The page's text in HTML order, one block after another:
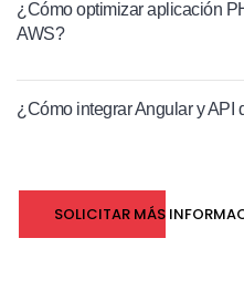
¿Cómo optimizar aplicación
AWS?
¿Cómo integrar Angular y API
SOLICITAR MÁS